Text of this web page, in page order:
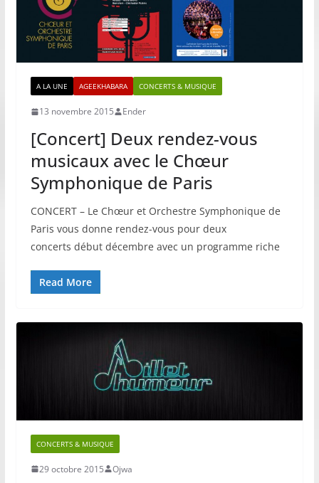
A LA UNE AGEEKHABARA CONCERTS & MUSIQUE
13 novembre 2015 Ender
[Concert] Deux rendez-vous
musicaux avec le Chœur
Symphonique de Paris
CONCERT – Le Chœur et Orchestre Symphonique de
Paris vous donne rendez-vous pour deux
concerts début décembre avec un programme riche
Read More
CONCERTS & MUSIQUE
29 octobre 2015 Ojwa